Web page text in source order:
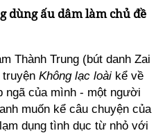
dùng ấu dâm làm chủ đề
Thành Trung (bút danh Zai
Không lạc loài kể về
ngã của mình - một người
muốn kể câu chuyện của
dụng tình dục từ nhỏ với